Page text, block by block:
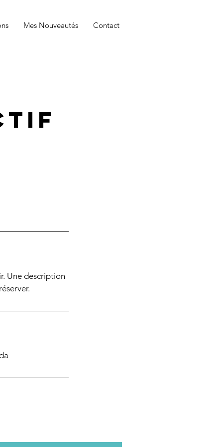
Mes Nouveautés Contact
Une description